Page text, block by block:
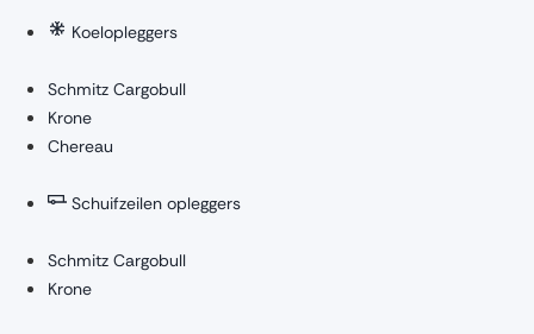
Koelopleggers
Schmitz Cargobull
Krone
Chereau
Schuifzeilen opleggers
Schmitz Cargobull
Krone